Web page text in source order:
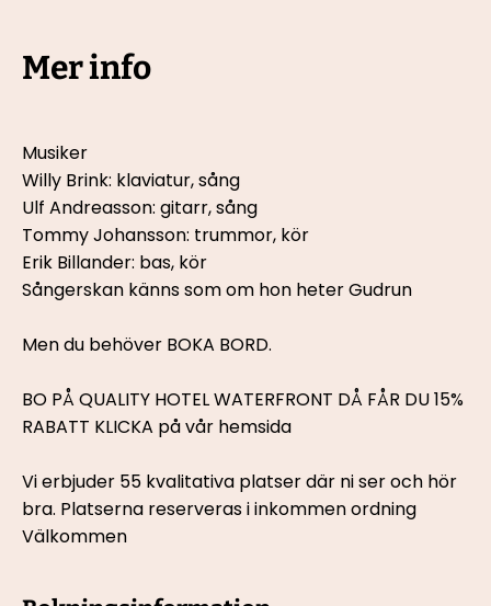
Mer info
Musiker
Willy Brink: klaviatur, sång
Ulf Andreasson: gitarr, sång
Tommy Johansson: trummor, kör
Erik Billander: bas, kör
Sångerskan känns som om hon heter Gudrun
Men du behöver BOKA BORD.
BO PÅ QUALITY HOTEL WATERFRONT DÅ FÅR DU 15%
RABATT KLICKA på vår hemsida
Vi erbjuder 55 kvalitativa platser där ni ser och hör
bra. Platserna reserveras i inkommen ordning
Välkommen